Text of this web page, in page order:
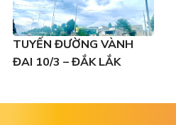
TUYẾN ĐƯỜNG VÀNH
ĐAI 10/3 – ĐẮK LẮK